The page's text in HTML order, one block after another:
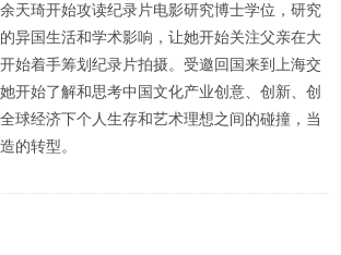
天琦开始攻读纪录片电影研究博士学位，研究
异国生活和学术影响，让她开始关注父亲在大
始着手筹划纪录片拍摄。受邀回国来到上海交
开始了解和思考中国文化产业创意、创新、创
球经济下个人生存和艺术理想之间的碰撞，当
的转型。